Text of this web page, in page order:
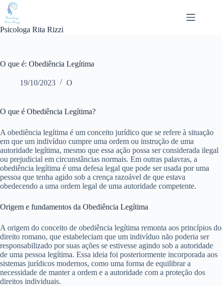
Pular
para
conteúdo
Psicologa Rita Rizzi
O que é: Obediência Legítima
19/10/2023 O
O que é Obediência Legítima?
A obediência legítima é um conceito jurídico que se refere à situação
em que um indivíduo cumpre uma ordem ou instrução de uma
autoridade legítima, mesmo que essa ação possa ser considerada ilegal
ou prejudicial em circunstâncias normais. Em outras palavras, a
obediência legítima é uma defesa legal que pode ser usada por uma
pessoa que tenha agido sob a crença razoável de que estava
obedecendo a uma ordem legal de uma autoridade competente.
Origem e fundamentos da Obediência Legítima
A origem do conceito de obediência legítima remonta aos princípios do
direito romano, que estabeleciam que um indivíduo não poderia ser
responsabilizado por suas ações se estivesse agindo sob a autoridade
de uma pessoa legítima. Essa ideia foi posteriormente incorporada aos
sistemas jurídicos modernos, como uma forma de equilibrar a
necessidade de manter a ordem e a autoridade com a proteção dos
direitos individuais.